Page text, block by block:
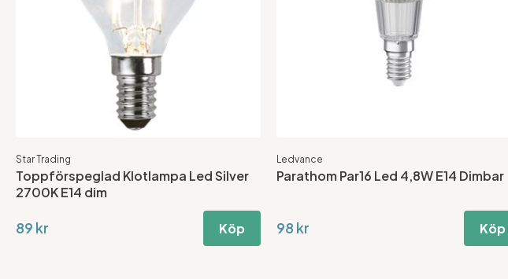
Star Trading
Toppförspeglad Klotlampa Led Silver
2700K E14 dim
89 kr Köp
Ledvance
Parathom Par16 Led 4,8W E14 Dimbar
98 kr Köp